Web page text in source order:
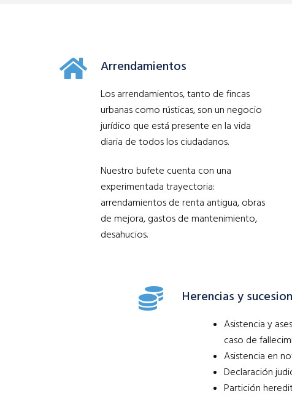
Arrendamientos
Los arrendamientos, tanto de fincas
urbanas como rústicas, son un negocio
jurídico que está presente en la vida
diaria de todos los ciudadanos.
Nuestro bufete cuenta con una
experimentada trayectoria:
arrendamientos de renta antigua, obras
de mejora, gastos de mantenimiento,
desahucios.
Herencias y
Asistencia y
caso de
Asistencia en
Declaración
Partición